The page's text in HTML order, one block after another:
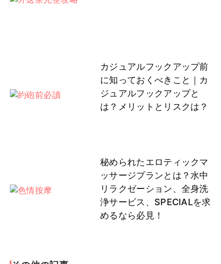
カジュアルフックアップ前
に知っておくべきこと｜カ
ジュアルフックアップと
は？メリットとリスクは？
秘められたエロティックマ
ッサージプランとは？水中
リラクゼーション、全身洗
浄サービス、SPECIALを求
めるなら必見！